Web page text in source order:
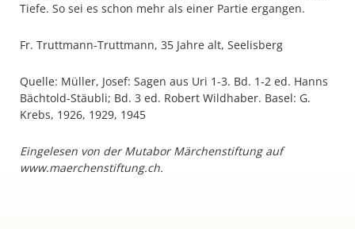
Tiefe. So sei es schon mehr als einer Partie ergangen.
Fr. Truttmann-Truttmann, 35 Jahre alt, Seelisberg
Quelle: Müller, Josef: Sagen aus Uri 1-3. Bd. 1-2 ed. Hanns
Bächtold-Stäubli; Bd. 3 ed. Robert Wildhaber. Basel: G.
Krebs, 1926, 1929, 1945
Eingelesen von der Mutabor Märchenstiftung auf
www.maerchenstiftung.ch.